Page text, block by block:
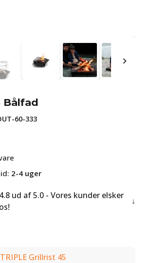
Bålfad
60-333
2-4 uger
4.8 ud af 5.0 - Vores kunder elsker
os!
TRIPLE Grillrist 45